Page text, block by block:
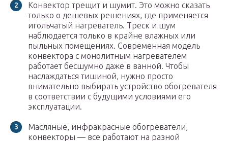
Конвектор трещит и шумит. Это можно сказать
только о дешевых решениях, где применяется
игольчатый нагреватель. Треск и шум
наблюдается только в крайне влажных или
пыльных помещениях. Современная модель
конвектора с монолитным нагревателем
работает бесшумно даже в ванной. Чтобы
наслаждаться тишиной, нужно просто
внимательно выбирать устройство обогревателя
в соответствии с будущими условиями его
эксплуатации.
Масляные, инфракрасные обогреватели,
конвекторы — все работают на разной